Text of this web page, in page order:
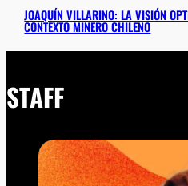
JOAQUÍN VILLARINO: LA VISIÓN
CONTEXTO MINERO CHILENO
STAFF